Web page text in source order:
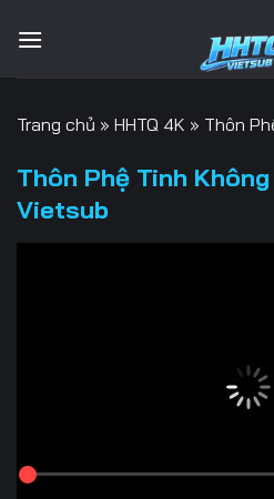
qua
Trang chủ » HHTQ 4K » Thôn
Thôn Phệ Tinh
Vietsub